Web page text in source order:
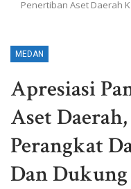
Penertiban Aset Daerah
MEDAN
Apresiasi
Aset
Perangkat
Dan